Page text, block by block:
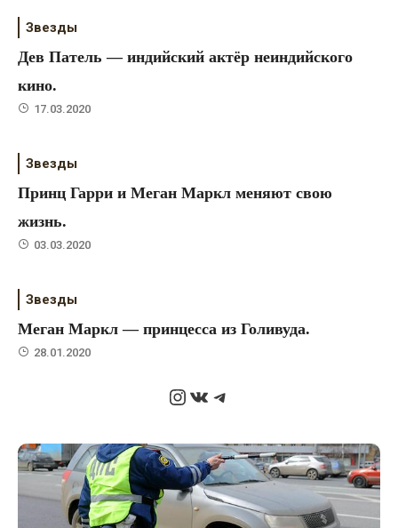
Звезды
Дев Патель — индийский актёр неиндийского
кино.
17.03.2020
Звезды
Принц Гарри и Меган Маркл меняют свою
жизнь.
03.03.2020
Звезды
Меган Маркл — принцесса из Голивуда.
28.01.2020
Instagram
ВКонтакте
Telegram